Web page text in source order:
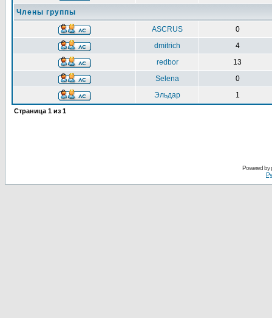
Члены группы
ASCRUS
0
dmitrich
4
redbor
13
Selena
0
Эльдар
1
Страница 1 из 1
Powered by